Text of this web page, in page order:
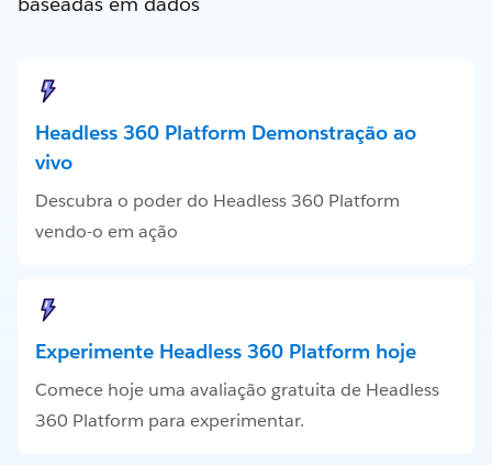
Headless 360 Platform Demonstração ao
vivo
Descubra o poder do Headless 360 Platform
vendo-o em ação
Experimente Headless 360 Platform hoje
Comece hoje uma avaliação gratuita de Headless
360 Platform para experimentar.